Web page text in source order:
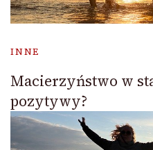
INNE
Macierzyństwo w
pozytywy?